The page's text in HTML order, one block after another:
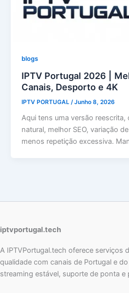
blogs
IPTV Portugal 2026 |
Canais, Desporto e 4K
IPTV PORTUGAL /Junho 8, 2026
Aqui tens uma versão reescrita,
natural, melhor SEO, variação
menos repetição excessiva.
iptvportugal.tech
A IPTVPortugal.tech oferece serviços
qualidade com canais de Portugal e
streaming estável, suporte de ponta e